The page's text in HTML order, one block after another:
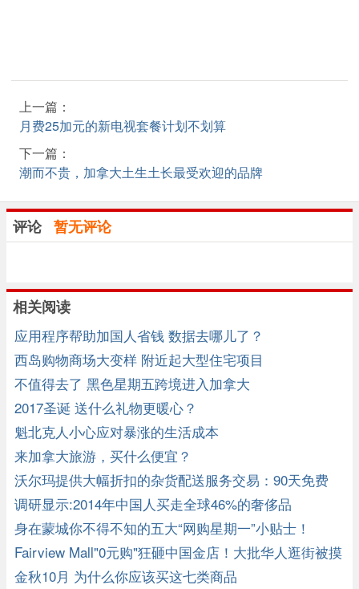
上一篇：
月费25加元的新电视套餐计划不划算
下一篇：
潮而不贵，加拿大土生土长最受欢迎的品牌
评论 暂无评论
相关阅读
应用程序帮助加国人省钱 数据去哪儿了？
西岛购物商场大变样 附近起大型住宅项目
不值得去了 黑色星期五跨境进入加拿大
2017圣诞 送什么礼物更暖心？
魁北克人小心应对暴涨的生活成本
来加拿大旅游，买什么便宜？
沃尔玛提供大幅折扣的杂货配送服务交易：90天免费
调研显示:2014年中国人买走全球46%的奢侈品
身在蒙城你不得不知的五大“网购星期一”小贴士！
Fairview Mall"0元购"狂砸中国金店！大批华人逛街被摸
兜！ ...
金秋10月 为什么你应该买这七类商品